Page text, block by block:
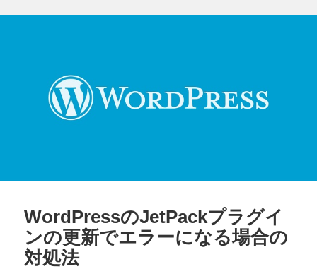
WordPressのJetPackプラグイ
ンの更新でエラーになる場合の
対処法